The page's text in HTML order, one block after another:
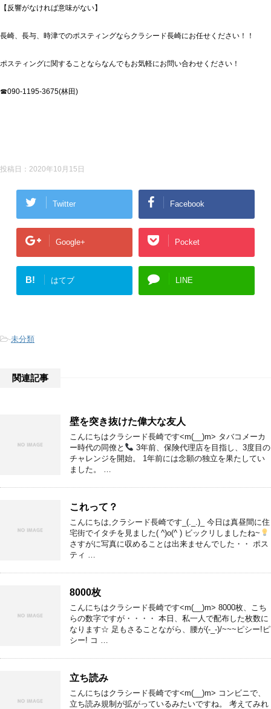
【反響がなければ意味がない】
長崎、長与、時津でのポスティングならクラシード長崎にお任せください！！
ポスティングに関することならなんでもお気軽にお問い合わせください！
☎090-1195-3675(林田)
投稿日： 2020年10月15日
Twitter Facebook
Google+ Pocket
B! はてブ LINE
-未分類
関連記事
壁を突き抜けた偉大な友人
こんにちはクラシード長崎です<m(__)m> タバコメーカ
ー時代の同僚と
3年前、保険代理店を目指し、3度目の
チャレンジを開始。 1年前には念願の独立を果たしてい
ました。 …
これって？
こんにちは,クラシード長崎です_(._.)_ 今日は真昼間に住
宅街でイタチを見ました( ^)o(^ ) ビックリしましたね~
さすがに写真に収めることは出来ませんでした・・ ポス
ティ …
8000枚
こんにちはクラシード長崎です<m(__)m> 8000枚、こち
らの数字ですが・・・・ 本日、私一人で配布した枚数に
なります☆ 足もさることながら、腰が(-_-)/~~~ピシー!ピ
シー! コ …
立ち読み
こんにちはクラシード長崎です<m(__)m> コンビニで、
立ち読み規制が拡がっているみたいですね。 考えてみれ